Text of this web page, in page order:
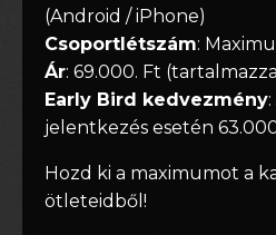
(Android / iPhone)
Csoportlétszám:
Ár: 69.000. Ft
Early Bird kedvezmény
jelentkezés esetén
Hozd ki a maximumot a
ötleteidből!